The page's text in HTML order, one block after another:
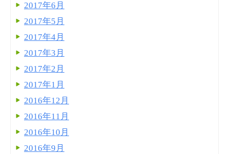
2017年6月
2017年5月
2017年4月
2017年3月
2017年2月
2017年1月
2016年12月
2016年11月
2016年10月
2016年9月